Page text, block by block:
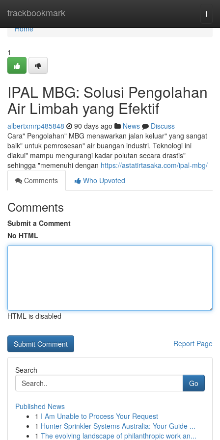
trackbookmark
Home
Home
1
IPAL MBG: Solusi Pengolahan
Air Limbah yang Efektif
albertxmrp485848 90 days ago News
Discuss
Cara" Pengolahan" MBG menawarkan jalan keluar" yang sangat
baik" untuk pemrosesan" air buangan industri. Teknologi ini
diakui" mampu mengurangi kadar polutan secara drastis"
sehingga "memenuhi dengan https://astatirtasaka.com/ipal-mbg/
Comments
Who Upvoted
Comments
Submit a Comment
No HTML
HTML is disabled
Report Page
Search
Go
Published News
1 I Am Unable to Process Your Request
1 Hunter Sprinkler Systems Australia: Your Guide ...
1 The evolving landscape of philanthropic work an...